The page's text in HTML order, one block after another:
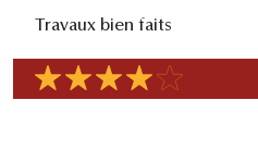
Travaux bien faits